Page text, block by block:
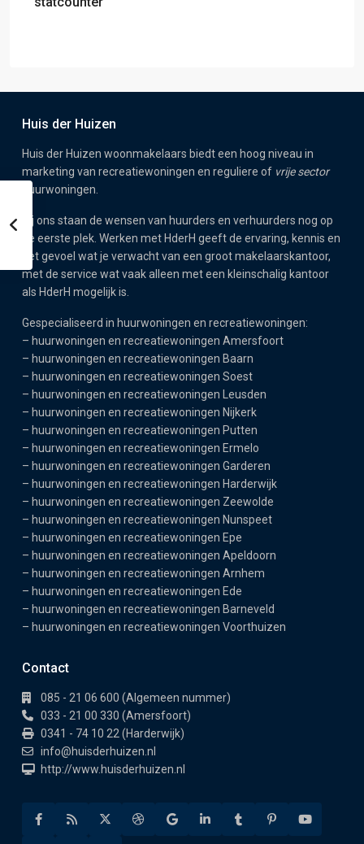
Huis der Huizen
Huis der Huizen woonmakelaars biedt een hoog niveau in
marketing van recreatiewoningen en reguliere of vrije sector
huurwoningen.
Bij ons staan de wensen van huurders en verhuurders nog op
de eerste plek. Werken met HderH geeft de ervaring, kennis en
het gevoel wat je verwacht van een groot makelaarskantoor,
met de service wat vaak alleen met een kleinschalig kantoor
als HderH mogelijk is.
Gespecialiseerd in huurwoningen en recreatiewoningen:
– huurwoningen en recreatiewoningen Amersfoort
– huurwoningen en recreatiewoningen Baarn
– huurwoningen en recreatiewoningen Soest
– huurwoningen en recreatiewoningen Leusden
– huurwoningen en recreatiewoningen Nijkerk
– huurwoningen en recreatiewoningen Putten
– huurwoningen en recreatiewoningen Ermelo
– huurwoningen en recreatiewoningen Garderen
– huurwoningen en recreatiewoningen Harderwijk
– huurwoningen en recreatiewoningen Zeewolde
– huurwoningen en recreatiewoningen Nunspeet
– huurwoningen en recreatiewoningen Epe
– huurwoningen en recreatiewoningen Apeldoorn
– huurwoningen en recreatiewoningen Arnhem
– huurwoningen en recreatiewoningen Ede
– huurwoningen en recreatiewoningen Barneveld
– huurwoningen en recreatiewoningen Voorthuizen
Contact
085 - 21 06 600 (Algemeen nummer)
033 - 21 00 330 (Amersfoort)
0341 - 74 10 22 (Harderwijk)
info@huisderhuizen.nl
http://www.huisderhuizen.nl